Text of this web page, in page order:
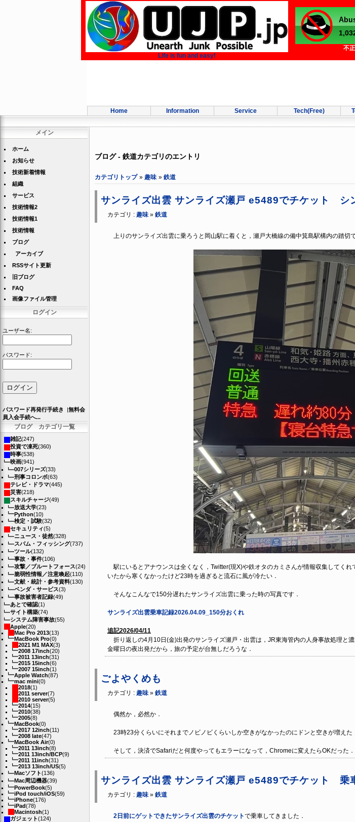
Life is fun and easy!
不
Home Information Service Tech(Free)
メイン
ホーム
お知らせ
技術新着情報
組織
サービス
技術情報2
技術情報1
技術情報
ブログ
アーカイブ
RSSサイト更新
旧ブログ
FAQ
画像ファイル管理
ログイン
ユーザー名:
パスワード:
パスワード再発行手続き |無料会
員入会手続へ...
ブログ カテゴリ一覧
雑記(247)
投資で凍死(360)
時事(538)
映画(941)
007シリーズ(33)
刑事コロンボ(63)
テレビ・ドラマ(445)
災害(218)
スキルチャージ(49)
放送大学(23)
Python(10)
検定・試験(32)
セキュリティ(5)
ニュース・徒然(328)
スパム・フィッシング(737)
ツール(132)
事故・事件(106)
攻撃／ブルートフォース(24)
脆弱性情報／注意喚起(110)
文献・統計・参考資料(130)
ベンダ・サービス(3)
事故被害者記録(49)
あとで確認(1)
サイト構築(74)
システム障害事故(55)
Apple(20)
Mac Pro 2013(13)
MacBook Pro(0)
2021 M1 MAX(3)
2008 17inch(20)
2011 13inch(31)
2015 15inch(6)
2007 15inch(1)
Apple Watch(87)
mac mini(0)
2018(1)
2011 server(7)
2010 server(5)
2014(15)
2010(38)
2005(8)
MacBook(0)
2017 12inch(11)
2008 late(47)
MacBook Air(0)
2011 13inch(8)
2011 13inch/BCP(9)
2011 11inch(31)
2013 13inch/US(5)
Macソフト(136)
Mac周辺機器(39)
PowerBook(5)
iPod touch/iOS(59)
iPhone(176)
iPad(78)
Macintosh(1)
ガジェット(124)
ブログ - 鉄道カテゴリのエントリ
カテゴリトップ »趣味 »鉄道
サンライズ出雲 サンライズ瀬戸 e5489でチケット シ
カテゴリ : 趣味» 鉄道
上りのサンライズ出雲に乗ろうと岡山駅に着くと，瀬戸大橋線の備中箕島駅構内の踏切
駅にいるとアナウンスは全くなく，Twitter(現X)や鉄オタのカミさんが情報収集してく
いたから寒くなかったけど23時を過ぎると流石に風が冷たい．
そんなこんなで150分遅れたサンライズ出雲に乗った時の写真です．
サンライズ出雲乗車記録2026.04.09_150分おくれ
追記2026/04/11
折り返しの4月10日(金)出発のサンライズ瀬戸・出雲は，JR東海管内の人身事故処理と
金曜日の夜出発だから，旅の予定が台無しだろうな．
ごよやくめも
カテゴリ : 趣味» 鉄道
偶然か，必然か．
23時23分くらいにそれまでノビノビくらいしか空きがなかったのにドンと空きが増え
そして，決済でSafariだと何度やってもエラーになって，Chromeに変えたらOKだった．
サンライズ出雲 サンライズ瀬戸 e5489でチケット 乗
カテゴリ : 趣味» 鉄道
2日前にゲットできたサンライズ出雲のチケットで乗車してきました．